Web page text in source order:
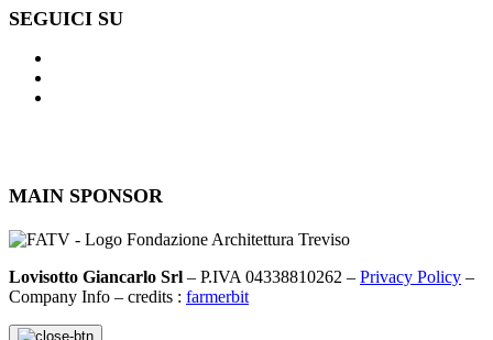
SEGUICI SU
MAIN SPONSOR
Lovisotto Giancarlo Srl – P.IVA 04338810262 – Privacy Policy –
Company Info – credits : farmerbit